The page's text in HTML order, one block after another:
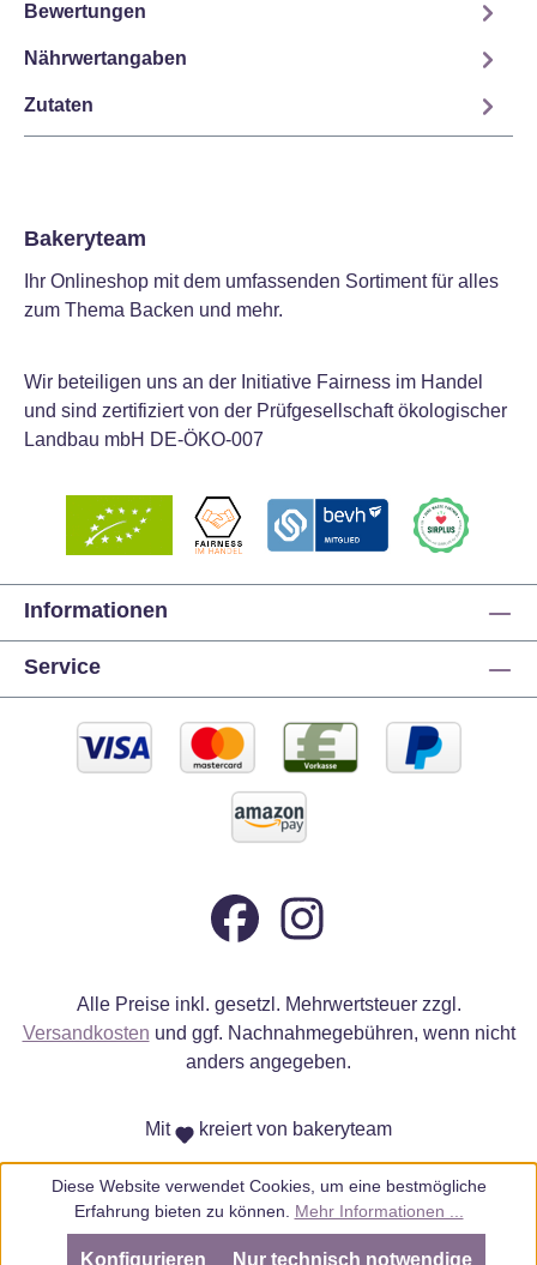
Bewertungen
Nährwertangaben
Zutaten
Bakeryteam
Ihr Onlineshop mit dem umfassenden Sortiment für alles
zum Thema Backen und mehr.
Wir beteiligen uns an der Initiative Fairness im Handel
und sind zertifiziert von der Prüfgesellschaft ökologischer
Landbau mbH DE-ÖKO-007
Informationen
Service
Alle Preise inkl. gesetzl. Mehrwertsteuer zzgl.
Versandkosten und ggf. Nachnahmegebühren, wenn nicht
anders angegeben.
Mit kreiert von bakeryteam
Diese Website verwendet Cookies, um eine bestmögliche
Erfahrung bieten zu können. Mehr Informationen ...
Nur technisch notwendige
Konfigurieren